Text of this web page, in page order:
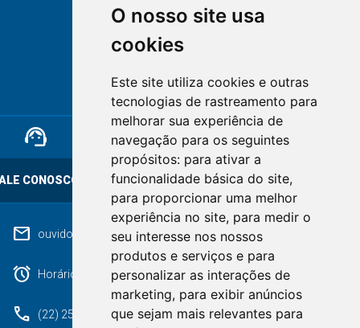
O nosso site usa
cookies
Este site utiliza cookies e outras
tecnologias de rastreamento para
melhorar sua experiência de
navegação para os seguintes
propósitos: para ativar a
funcionalidade básica do site,
para proporcionar uma melhor
experiência no site, para medir o
seu interesse nos nossos
produtos e serviços e para
personalizar as interações de
marketing, para exibir anúncios
que sejam mais relevantes para
NOVA FRIBURGO
RIO DE JANEIRO
mail ouvidoriageral@pmnf.rj.gov.br
alarm Horário de atendimento: Segunda a Sexta das 09h às 17h.
phone (22) 2525-9100
support_agent
CONOSCO
mail
OUVIDORIA